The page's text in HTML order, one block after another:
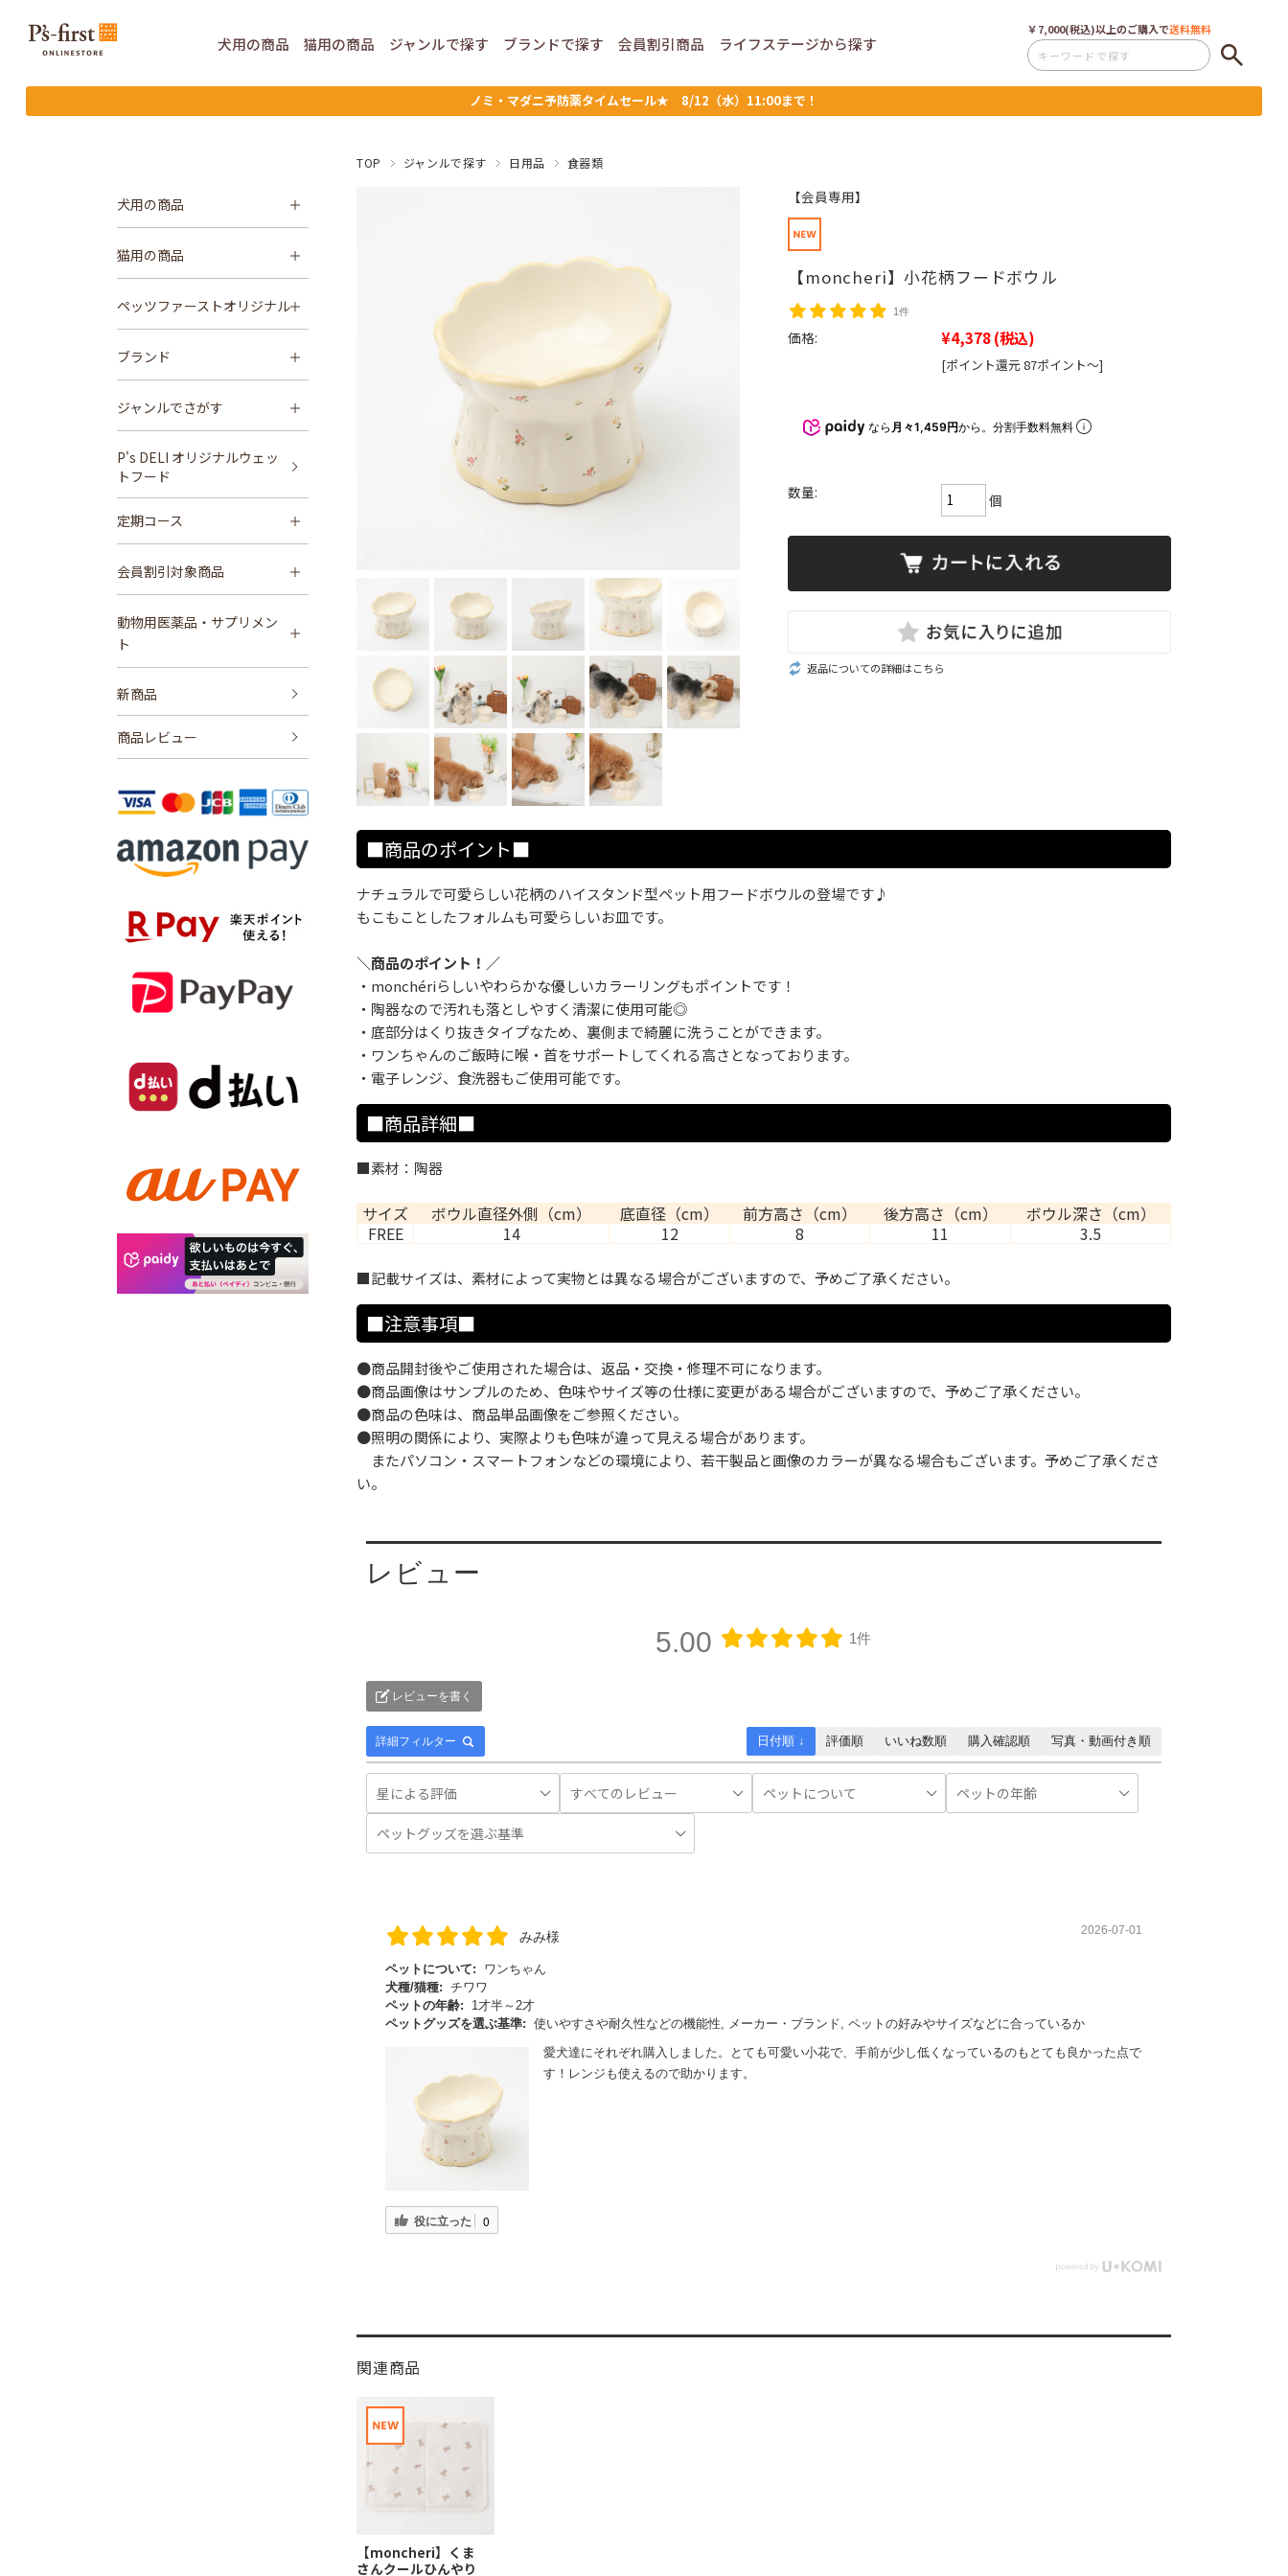
￥7,000(税込)以上のご購入で送料無料
ノミ・マダニ予防薬タイムセール★ 8/12（水）11:00まで！
犬用の商品 猫用の商品 ジャンルで探す ブランドで探す 会員割引商品 ライフステージから探す
TOP ジャンルで探す 日用品 食器類
【会員専用】
【moncheri】小花柄フードボウル
1件
価格: ¥4,378(税込)
[ポイント還元 87ポイント～]
なら 月々1,459円から。分割手数料無料
数量: 個
返品についての詳細はこちら
■商品のポイント■
ナチュラルで可愛らしい花柄のハイスタンド型ペット用フードボウルの登場です♪
もこもことしたフォルムも可愛らしいお皿です。
＼商品のポイント！／
・monchériらしいやわらかな優しいカラーリングもポイントです！
・陶器なので汚れも落としやすく清潔に使用可能◎
・底部分はくり抜きタイプなため、裏側まで綺麗に洗うことができます。
・ワンちゃんのご飯時に喉・首をサポートしてくれる高さとなっております。
・電子レンジ、食洗器もご使用可能です。
■商品詳細■
■素材：陶器
サイズ ボウル直径外側（cm） 底直径（cm） 前方高さ（cm） 後方高さ（cm）
ボウル深さ（cm）
FREE
14 12 8 11 3.5
■記載サイズは、素材によって実物とは異なる場合がございますので、予めご了承ください。
■注意事項■
●商品開封後やご使用された場合は、返品・交換・修理不可になります。
●商品画像はサンプルのため、色味やサイズ等の仕様に変更がある場合がございますので、予めご了承ください。
●商品の色味は、商品単品画像をご参照ください。
●照明の関係により、実際よりも色味が違って見える場合があります。
またパソコン・スマートフォンなどの環境により、若干製品と画像のカラーが異なる場合もございます。予めご了承くださ
い。
レビュー
5.00 1件
レビューを書く
詳細フィルター 日付順 ↓ 評価順 いいね数順 購入確認順 写真・動画付き順
みみ様 2026-07-01
ペットについて:
ワンちゃん
犬種/猫種: チワワ
ペットの年齢:
1才半～2才
ペットグッズを選ぶ基準: 使いやすさや耐久性などの機能性, メーカー・ブランド, ペットの好みやサイズなどに合っているか
愛犬達にそれぞれ購入しました。とても可愛い小花で、手前が少し低くなっているのもとても良かった点で
す！レンジも使えるので助かります。
役に立った 0
関連商品
【moncheri】くま
さんクールひんやり
犬用の商品
猫用の商品
ペッツファーストオリジナル
ブランド
ジャンルでさがす
P's DELI オリジナルウェッ
トフード
定期コース
会員割引対象商品
動物用医薬品・サプリメン
ト
新商品
商品レビュー